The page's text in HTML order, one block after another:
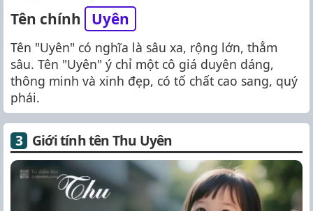
Tên chính Uyên
Tên "Uyên" có nghĩa là sâu xa, rộng lớn, thẳm
sâu. Tên "Uyên" ý chỉ một cô giá duyên dáng,
thông minh và xinh đẹp, có tố chất cao sang, quý
phái.
Giới tính tên Thu Uyên